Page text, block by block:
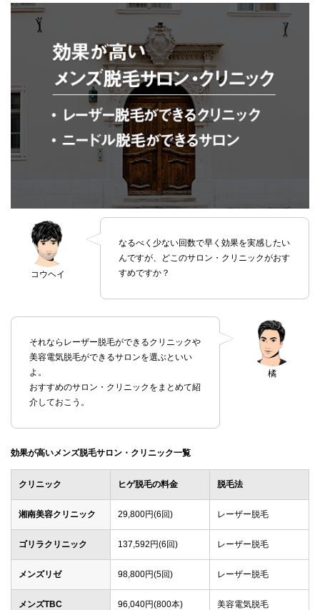
コウヘイ
なるべく少ない回数で早く効果を実感したい
んですが、どこのサロン・クリニックがおす
すめですか？
橘
それならレーザー脱毛ができるクリニックや
美容電気脱毛ができるサロンを選ぶといい
よ。
おすすめのサロン・クリニックをまとめて紹
介しておこう。
効果が高いメンズ脱毛サロン・クリニック一覧
クリニック ヒゲ脱毛の料金 脱毛法
湘南美容クリニック 29,800円(6回) レーザー脱毛
ゴリラクリニック 137,592円(6回) レーザー脱毛
メンズリゼ 98,800円(5回) レーザー脱毛
メンズTBC 96,040円(800本) 美容電気脱毛